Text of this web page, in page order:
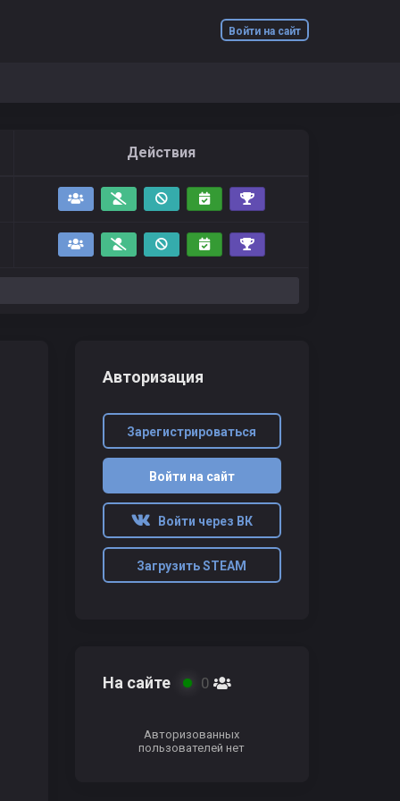
Войти на сайт
Действия
Авторизация
Зарегистрироваться
Войти на сайт
Войти через ВК
Загрузить STEAM
На сайте 0
Авторизованных
пользователей нет